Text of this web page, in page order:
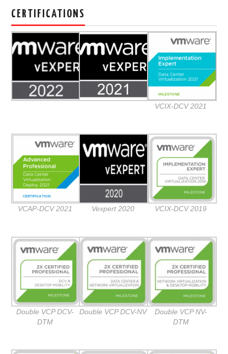
CLOUD
TOOLS
CONTACT
CERTIFICATIONS
VCIX-DCV 2021
VCAP-DCV 2021 Vexpert 2020 VCIX-DCV 2019
Double VCP DCV-
DTM
Double VCP DCV-NV
Double VCP NV-
DTM